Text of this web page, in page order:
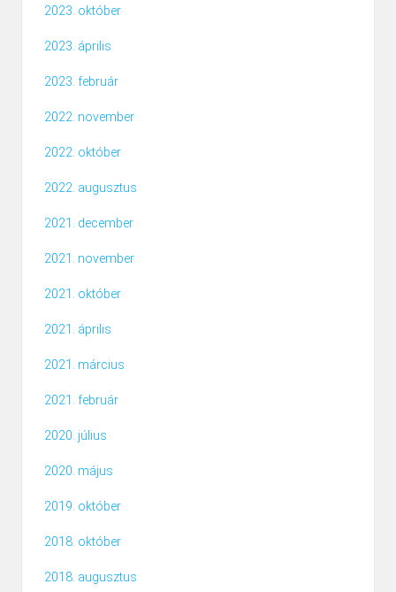
2023. október
2023. április
2023. február
2022. november
2022. október
2022. augusztus
2021. december
2021. november
2021. október
2021. április
2021. március
2021. február
2020. július
2020. május
2019. október
2018. október
2018. augusztus